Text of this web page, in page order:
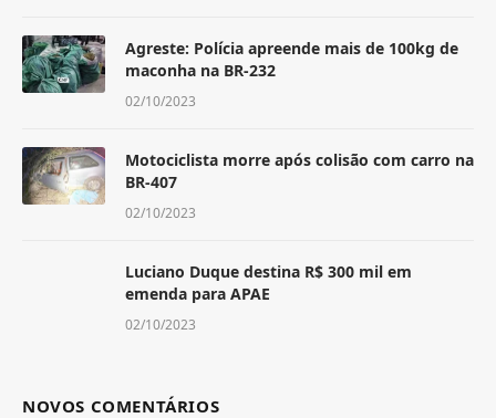
Agreste: Polícia apreende mais de 100kg de
maconha na BR-232
02/10/2023
Motociclista morre após colisão com carro na
BR-407
02/10/2023
Luciano Duque destina R$ 300 mil em
emenda para APAE
02/10/2023
NOVOS COMENTÁRIOS